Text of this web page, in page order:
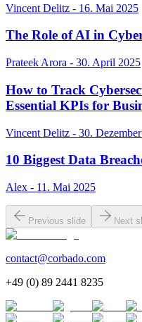
Vincent Delitz - 16. Mai 2025
The Role of AI in
Prateek Arora - 30. April 2025
How to Track
Essential KPIs for
Vincent Delitz - 30.
10 Biggest Data
Alex - 11. Mai 2025
Previous slide Next
contact@corbado.com
+49 (0) 89 2441 8235